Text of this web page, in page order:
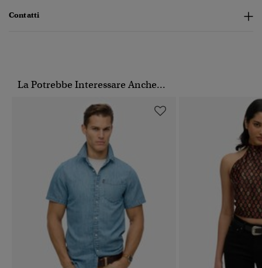
Contatti
La Potrebbe Interessare Anche...